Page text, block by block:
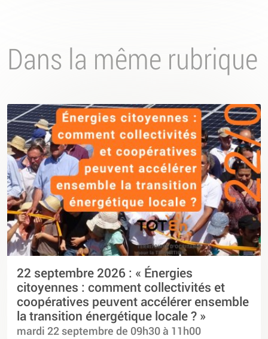
Dans la même rubrique
22 septembre 2026 : « Énergies
citoyennes : comment collectivités et
coopératives peuvent accélérer ensemble
la transition énergétique locale ? »
mardi 22 septembre de 09h30 à 11h00